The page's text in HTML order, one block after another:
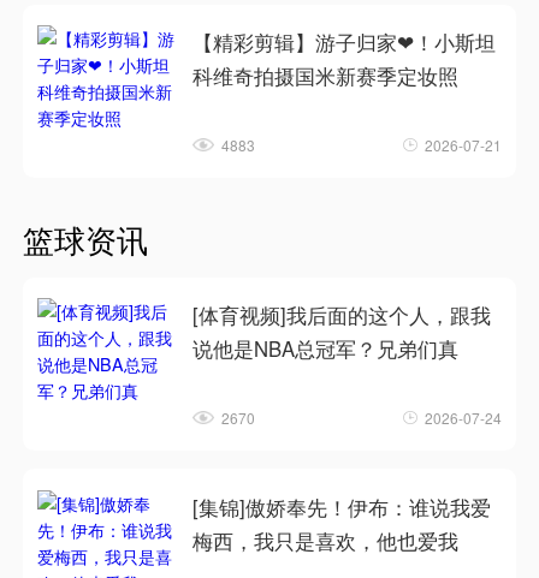
【精彩剪辑】游子归家❤！小斯坦
科维奇拍摄国米新赛季定妆照
4883 2026-07-21
篮球资讯
[体育视频]我后面的这个人，跟我
说他是NBA总冠军？兄弟们真
2670 2026-07-24
[集锦]傲娇奉先！伊布：谁说我爱
梅西，我只是喜欢，他也爱我